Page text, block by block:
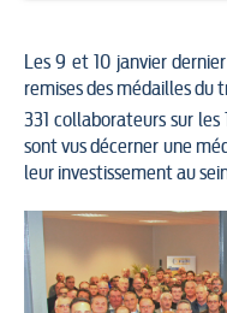
Les 9 et 10 janvier
remises des médailles du
331 collaborateurs sur les
sont vus décerner une
leur investissement au